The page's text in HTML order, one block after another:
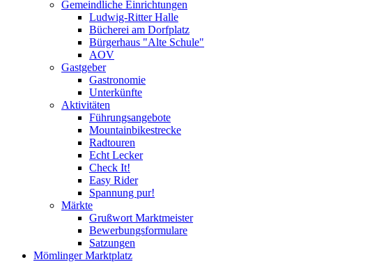
Gemeindliche Einrichtungen
Ludwig-Ritter Halle
Bücherei am Dorfplatz
Bürgerhaus "Alte Schule"
AOV
Gastgeber
Gastronomie
Unterkünfte
Aktivitäten
Führungsangebote
Mountainbikestrecke
Radtouren
Echt Lecker
Check It!
Easy Rider
Spannung pur!
Märkte
Grußwort Marktmeister
Bewerbungsformulare
Satzungen
Mömlinger Marktplatz